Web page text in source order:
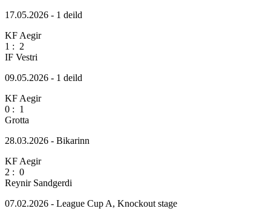
17.05.2026 - 1 deild
KF Aegir
1 : 2
IF Vestri
09.05.2026 - 1 deild
KF Aegir
0 : 1
Grotta
28.03.2026 - Bikarinn
KF Aegir
2 : 0
Reynir Sandgerdi
07.02.2026 - League Cup A, Knockout stage